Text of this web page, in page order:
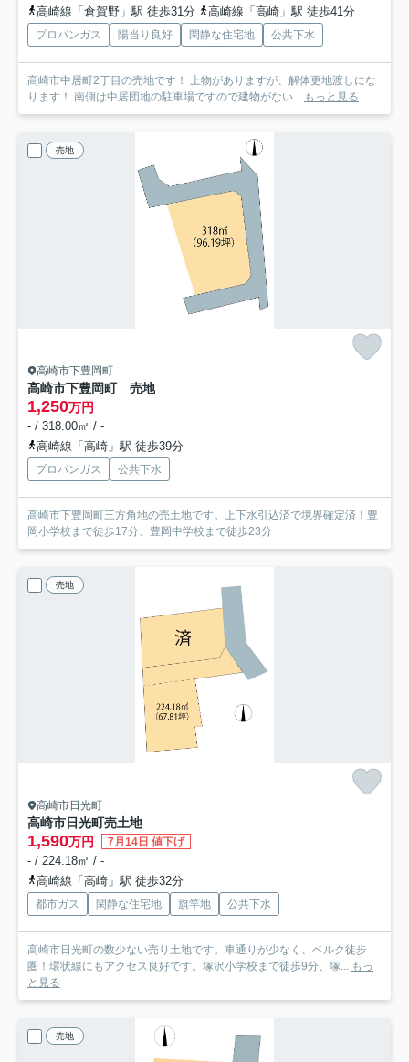
高崎線「倉賀野」駅 徒歩31分
高崎線「高崎」駅 徒歩41分
プロパンガス 陽当り良好 閑静な住宅地 公共下水
高崎市中居町2丁目の売地です！ 上物がありますが、解体更地渡しにな
ります！ 南側は中居団地の駐車場ですので建物がない... もっと見る
売地
高崎市下豊岡町
高崎市下豊岡町 売地
1,250万円
- / 318.00㎡ / -
高崎線「高崎」駅 徒歩39分
プロパンガス 公共下水
高崎市下豊岡町三方角地の売土地です。上下水引込済で境界確定済！豊
岡小学校まで徒歩17分、豊岡中学校まで徒歩23分
売地
高崎市日光町
高崎市日光町売土地
1,590万円 7月14日 値下げ
- / 224.18㎡ / -
高崎線「高崎」駅 徒歩32分
都市ガス 閑静な住宅地 旗竿地 公共下水
高崎市日光町の数少ない売り土地です。車通りが少なく、ベルク徒歩
圏！環状線にもアクセス良好です。塚沢小学校まで徒歩9分、塚... もっ
と見る
売地